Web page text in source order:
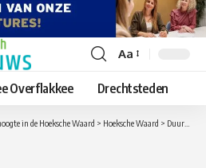
Lettergrootte
aanpassen
Aa
Overflakkee Drechtsteden
in de Hoeksche Waard > Hoeksche Waard > Duurzaamheidsfestival in de Hoeksche Waard op woensdag 10 oktober, ben jij er bij ?